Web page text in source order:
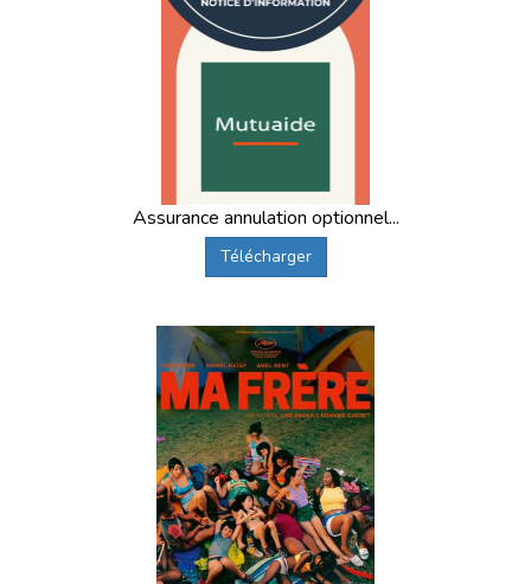
Assurance annulation optionnel...
Télécharger